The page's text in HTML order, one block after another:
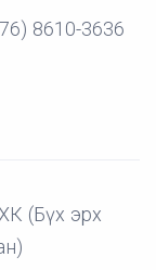
8610-3636
(Бүх эрх